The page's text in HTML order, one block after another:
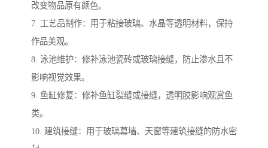
改变物品原有颜色。
7. 工艺品制作：用于粘接玻璃、水晶等透明材料，保持
作品美观。
8. 泳池维护：修补泳池瓷砖或玻璃接缝，防止渗水且不
影响视觉效果。
9. 鱼缸修复：修补鱼缸裂缝或接缝，透明胶影响观赏鱼
类。
10. 建筑接缝：用于玻璃幕墙、天窗等建筑接缝的防水密